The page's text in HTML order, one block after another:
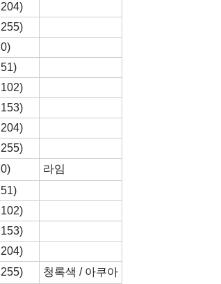
라임
청록색 / 아쿠아